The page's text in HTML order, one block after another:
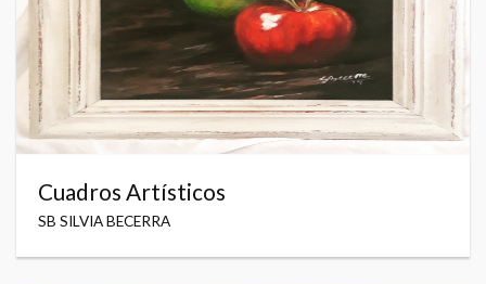
Cuadros Artísticos
SB SILVIA BECERRA